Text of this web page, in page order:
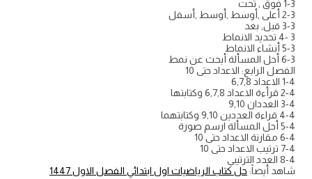
1-3 فوق , تحت
2-3 أعلى ,أوسط ,أوسط ,أسفل
3-3 قبل, بعد
3 -4 تحديد الانماط
5-3 أنشاء الانماط
6-3 أحل المسألة أبحث عن نمط
الفصل الرابع: الاعداد حتى 10
1-4 الاعداد 6,7,8
2-4 قرأءة الاعداد 6,7,8 وكتابتها
3-4 العددان 9,10
4-4 قراءة العددين 9,10 وكتابتهما
5-4 أحل المسألة ارسم صورة
6-4 مقارنة الاعداد حتى 10
7-4 ترتيب الاعداد حتى 10
8-4 العدد الترتيبي
شاهد أيضاً: حل كتاب الرياضيات اول ابتدائي الفصل الاول 1447